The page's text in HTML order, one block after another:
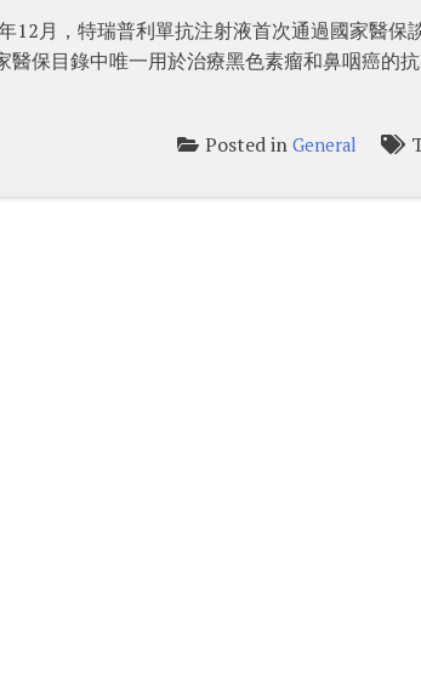
12月，特瑞普利單抗注射液首次通過國家醫保
醫保目錄中唯一用於治療黑色素瘤和鼻咽癌的抗
Posted in General